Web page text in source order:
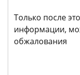
Только после
информации,
обжалования